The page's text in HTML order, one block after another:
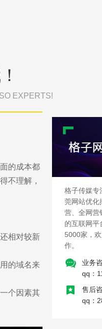
EXPERTS!
的成本都
不理解，
相对较新
的域名来
个因素其
格子传媒专
莞网站优化
营、全网营
的互联网平
5000家，
作。
业务
qq：
售后
qq：